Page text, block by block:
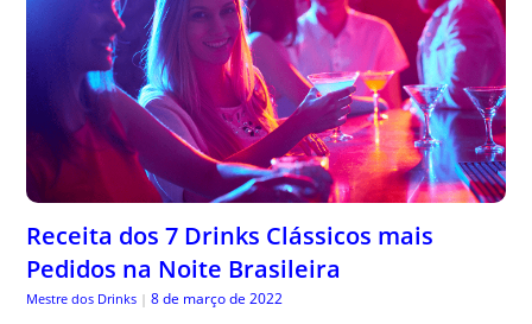
Receita dos 7 Drinks Clássicos mais
Pedidos na Noite Brasileira
Mestre dos Drinks | 8 de março de 2022